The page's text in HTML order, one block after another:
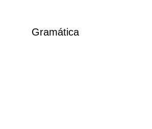
Gramática